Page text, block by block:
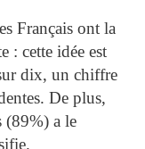
Français ont la
: cette idée est
dix, un chiffre
De plus,
(89%) a le